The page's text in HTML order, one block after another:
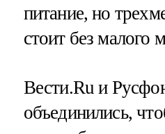
питание, но
стоит без малого
Вести.Ru и
объединились,